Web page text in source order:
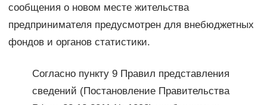
сообщения о новом месте жительства
предпринимателя предусмотрен для внебюджетных
фондов и органов статистики.
Согласно пункту 9 Правил представления
сведений (Постановление Правительства